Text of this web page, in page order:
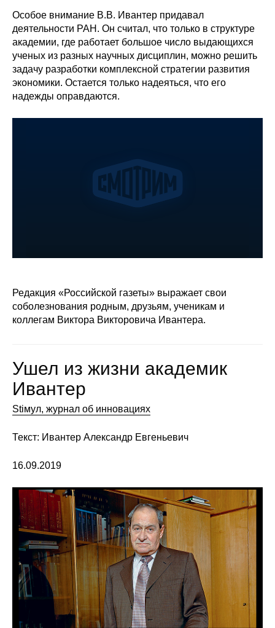
Особое внимание В.В. Ивантер придавал
деятельности РАН. Он считал, что только в структуре
академии, где работает большое число выдающихся
ученых из разных научных дисциплин, можно решить
задачу разработки комплексной стратегии развития
экономики. Остается только надеяться, что его
надежды оправдаются.
Редакция «Российской газеты» выражает свои
соболезнования родным, друзьям, ученикам и
коллегам Виктора Викторовича Ивантера.
Ушел из жизни академик
Ивантер
Stiмул, журнал об инновациях
Текст: Ивантер Александр Евгеньевич
16.09.2019